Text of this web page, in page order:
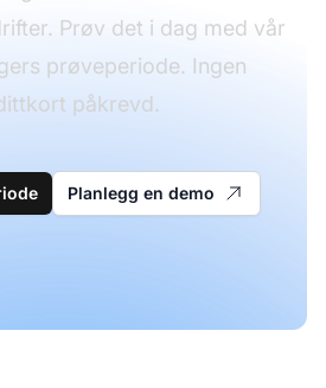
Prøv det i dag med vår
prøveperiode. Ingen
påkrevd.
Planlegg en demo